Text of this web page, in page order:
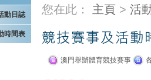
動日誌
時間表
您在此： 主頁 > 活
澳門舉辦體育競技賽事